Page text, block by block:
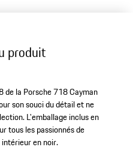
produit
de la Porsche 718 Cayman
son souci du détail et ne
L'emballage inclus en
tous les passionnés de
en noir.